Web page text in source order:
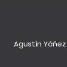
Agustín